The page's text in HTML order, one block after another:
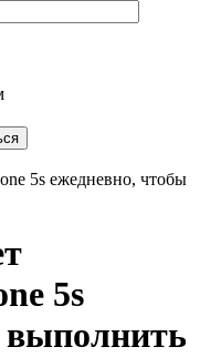
5s ежедневно, чтобы
5s
выполнить